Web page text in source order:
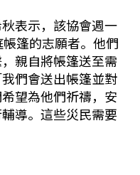
表示，該協會週一
篷的志願者。他們
親自將帳篷送至需
們會送出帳篷並對
望為他們祈禱，安
導。這些災民需要